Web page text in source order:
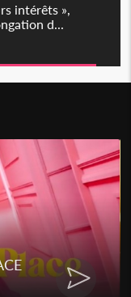
intérêts »,
d...
RAP IVOIRE
- DOS
CHAT